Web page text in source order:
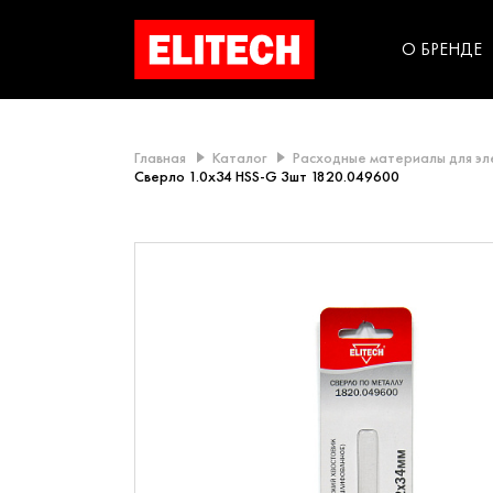
О БРЕНДЕ
Главная Каталог Расходные материалы для
Сверло 1.0х34 HSS-G 3шт 1820.049600